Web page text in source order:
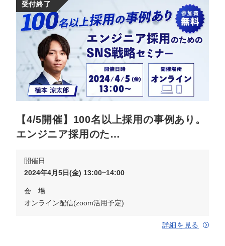
受付終了
【4/5開催】100名以上採用の事例あり。
エンジニア採用のた…
開催日
2024年4月5日(金) 13:00~14:00
会 場
オンライン配信(zoom活用予定)
詳細を見る